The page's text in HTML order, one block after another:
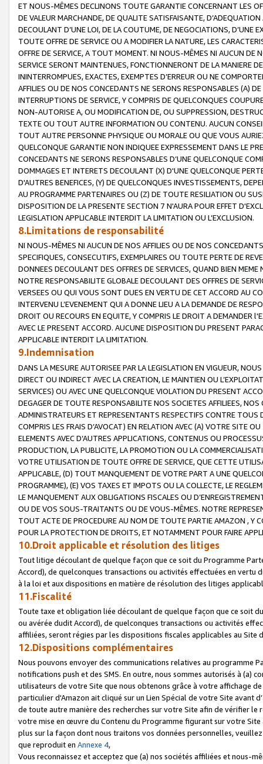
ET NOUS-MÊMES DECLINONS TOUTE GARANTIE CONCERNANT LES
DE VALEUR MARCHANDE, DE QUALITE SATISFAISANTE,
DECOULANT D’UNE LOI, DE LA COUTUME, DE NEGOCIATIONS, D’UNE
TOUTE OFFRE DE SERVICE OU A MODIFIER LA NATURE, LES
OFFRE DE SERVICE, A TOUT MOMENT. NI NOUS-MÊMES NI AUCUN DE
SERVICE SERONT MAINTENUES, FONCTIONNERONT DE LA MANIERE
ININTERROMPUES, EXACTES, EXEMPTES D’ERREUR OU NE
AFFILIES OU DE NOS CONCEDANTS NE SERONS RESPONSABLES (A)
INTERRUPTIONS DE SERVICE, Y COMPRIS DE QUELCONQUES
NON-AUTORISE A, OU MODIFICATION DE, OU SUPPRESSION,
TEXTE OU TOUT AUTRE INFORMATION OU CONTENU. AUCUN
TOUT AUTRE PERSONNE PHYSIQUE OU MORALE OU QUE VOUS
QUELCONQUE GARANTIE NON INDIQUEE EXPRESSEMENT DANS LE
CONCEDANTS NE SERONS RESPONSABLES D’UNE QUELCONQUE
DOMMAGES ET INTERETS DECOULANT (X) D'UNE QUELCONQUE
D'AUTRES BENEFICES, (Y) DE QUELCONQUES INVESTISSEMENTS,
AU PROGRAMME PARTENAIRES OU (Z) DE TOUTE RESILIATION OU
DISPOSITION DE LA PRESENTE SECTION 7 N'AURA POUR EFFET
LEGISLATION APPLICABLE INTERDIT LA LIMITATION OU L’EXCLUSION.
8.Limitations de responsabilité
NI NOUS-MÊMES NI AUCUN DE NOS AFFILIES OU DE NOS
SPECIFIQUES, CONSECUTIFS, EXEMPLAIRES OU TOUTE PERTE DE
DONNEES DECOULANT DES OFFRES DE SERVICES, QUAND BIEN
NOTRE RESPONSABILITE GLOBALE DECOULANT DES OFFRES DE
VERSEES OU QUI VOUS SONT DUES EN VERTU DE CET ACCORD AU
INTERVENU L’EVENEMENT QUI A DONNE LIEU A LA DEMANDE DE
DROIT OU RECOURS EN EQUITE, Y COMPRIS LE DROIT A DEMANDER
AVEC LE PRESENT ACCORD. AUCUNE DISPOSITION DU PRESENT
APPLICABLE INTERDIT LA LIMITATION.
9.Indemnisation
DANS LA MESURE AUTORISEE PAR LA LEGISLATION EN VIGUEUR,
DIRECT OU INDIRECT AVEC LA CREATION, LE MAINTIEN OU
SERVICES) OU AVEC UNE QUELCONQUE VIOLATION DU PRESENT
DEGAGER DE TOUTE RESPONSABILITE NOS SOCIETES AFFILIEES,
ADMINISTRATEURS ET REPRESENTANTS RESPECTIFS CONTRE
COMPRIS LES FRAIS D’AVOCAT) EN RELATION AVEC (A) VOTRE SITE
ELEMENTS AVEC D’AUTRES APPLICATIONS, CONTENUS OU
PRODUCTION, LA PUBLICITE, LA PROMOTION OU LA
VOTRE UTILISATION DE TOUTE OFFRE DE SERVICE, QUE CETTE
APPLICABLE, (D) TOUT MANQUEMENT DE VOTRE PART A UNE
PROGRAMME), (E) VOS TAXES ET IMPOTS OU LA COLLECTE, LE
LE MANQUEMENT AUX OBLIGATIONS FISCALES OU
OU DE VOS SOUS-TRAITANTS OU DE VOUS-MÊMES. NOTRE
TOUT ACTE DE PROCEDURE AU NOM DE TOUTE PARTIE AMAZON , Y
POUR LA PROTECTION DE DROITS, ET NOTAMMENT POUR FAIRE
10.Droit applicable et résolution des litiges
Tout litige découlant de quelque façon que ce soit du Programme
Accord), de quelconques transactions ou activités effectuées en vertu
à la loi et aux dispositions en matière de résolution des litiges
11.Fiscalité
Toute taxe et obligation liée découlant de quelque façon que ce soit
ou avérée dudit Accord), de quelconques transactions ou activités
affiliées, seront régies par les dispositions fiscales applicables au Site
12.Dispositions complémentaires
Nous pouvons envoyer des communications relatives au programme
notifications push et des SMS. En outre, nous sommes autorisés à
utilisateurs de votre Site que nous obtenons grâce à votre affichage
particulier d'Amazon ait cliqué sur un Lien Spécial de votre Site avant
de toute autre manière des recherches sur votre Site afin de vérifier
votre mise en œuvre du Contenu du Programme figurant sur votre
plus sur la façon dont nous traitons vos données personnelles,
que reproduit en Annexe 4,
Vous reconnaissez et acceptez que (a) nos sociétés affiliées et nous-